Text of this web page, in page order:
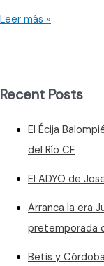
Segundo
Leer más »
Recent Posts
El Écija
del Río CF
El ADYO de
Arranca la era
pretemporada
Betis y